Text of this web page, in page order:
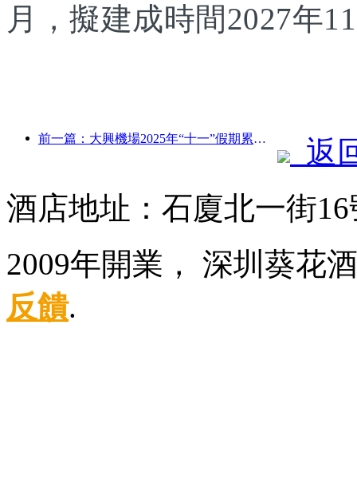
月，擬建成時間2027年
前一篇：大興機場2025年“十一”假期累計運送旅客130萬余人次
返
酒店地址：石廈北一街16
2009年開業， 深圳葵
反饋.